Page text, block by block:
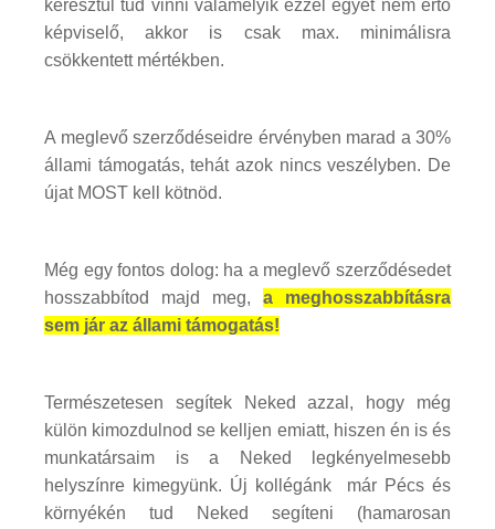
keresztül tud vinni valamelyik ezzel egyet nem értő
képviselő, akkor is csak max. minimálisra
csökkentett mértékben.
A meglevő szerződéseidre érvényben marad a 30%
állami támogatás, tehát azok nincs veszélyben. De
újat MOST kell kötnöd.
Még egy fontos dolog: ha a meglevő szerződésedet
hosszabbítod majd meg, a meghosszabbításra
sem jár az állami támogatás!
Természetesen segítek Neked azzal, hogy még
külön kimozdulnod se kelljen emiatt, hiszen én is és
munkatársaim is a Neked legkényelmesebb
helyszínre kimegyünk. Új kollégánk már Pécs és
környékén tud Neked segíteni (hamarosan